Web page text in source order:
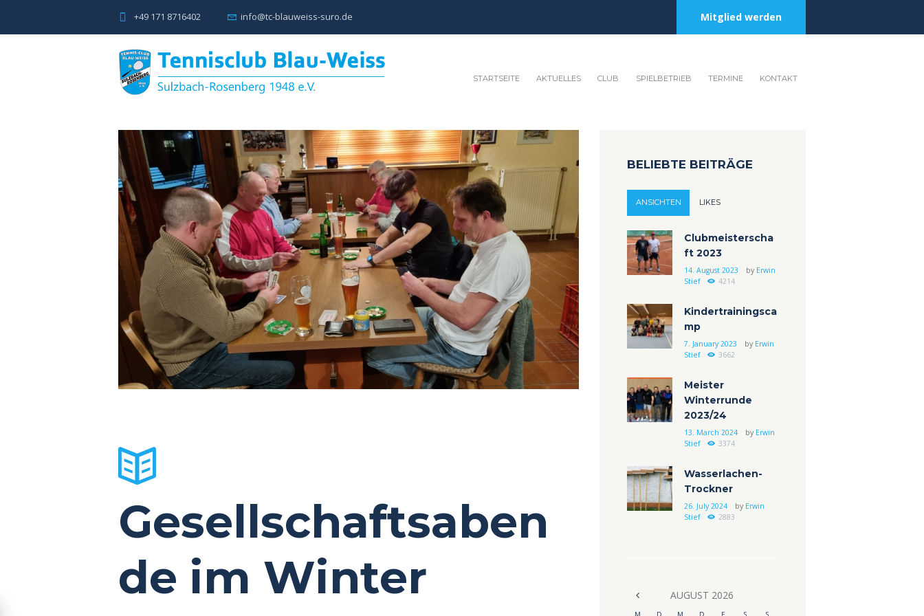
+49 171 8716402 info@tc-blauweiss-suro.de Mitglied werden
STARTSEITE AKTUELLES CLUB SPIELBETRIEB TERMINE KONTAKT
Gesellschaftsaben
de im Winter
BELIEBTE BEITRÄGE
ANSICHTEN LIKES
Clubmeisterscha
ft 2023
14. August 2023 by Erwin
Stief
4214
Kindertrainingsca
mp
7. January 2023 by Erwin
Stief
3662
Meister
Winterrunde
2023/24
13. March 2024 by Erwin
Stief
3374
Wasserlachen-
Trockner
26. July 2024 by Erwin
Stief
2883
AUGUST 2026
M D M D F S S